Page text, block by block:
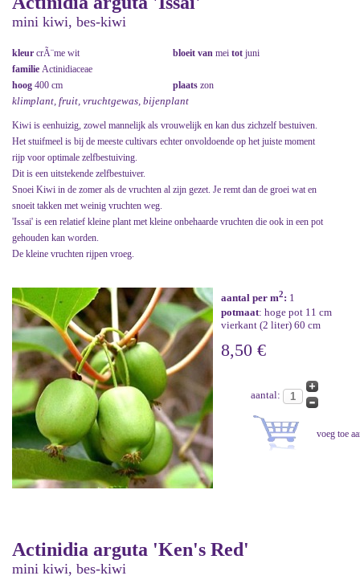
mini kiwi, bes-kiwi
kleur crÃ¨me wit bloeit van mei tot juni
familie Actinidiaceae
hoog 400 cm plaats zon
klimplant, fruit, vruchtgewas, bijenplant
Kiwi is eenhuizig, zowel mannelijk als vrouwelijk en kan dus zichzelf bestuiven.
Het stuifmeel is bij de meeste cultivars echter onvoldoende op het juiste moment
rijp voor optimale zelfbestuiving.
Dit is een uitstekende zelfbestuiver.
Snoei Kiwi in de zomer als de vruchten al zijn gezet. Je remt dan de groei wat en
snoeit takken met weinig vruchten weg.
'Issai' is een relatief kleine plant met kleine onbehaarde vruchten die ook in een pot
gehouden kan worden.
De kleine vruchten rijpen vroeg.
aantal per m2: 1
potmaat: hoge pot 11 cm
vierkant (2 liter) 60 cm
8,50 €
aantal:
Actinidia arguta 'Ken's Red'
mini kiwi, bes-kiwi